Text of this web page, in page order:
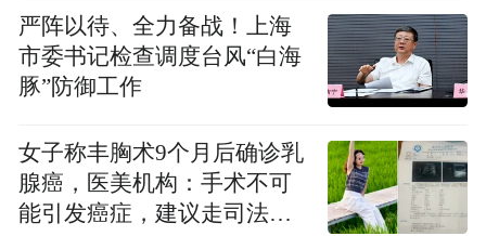
严阵以待、全力备战！上海
市委书记检查调度台风“白海
豚”防御工作
女子称丰胸术9个月后确诊乳
腺癌，医美机构：手术不可
能引发癌症，建议走司法途